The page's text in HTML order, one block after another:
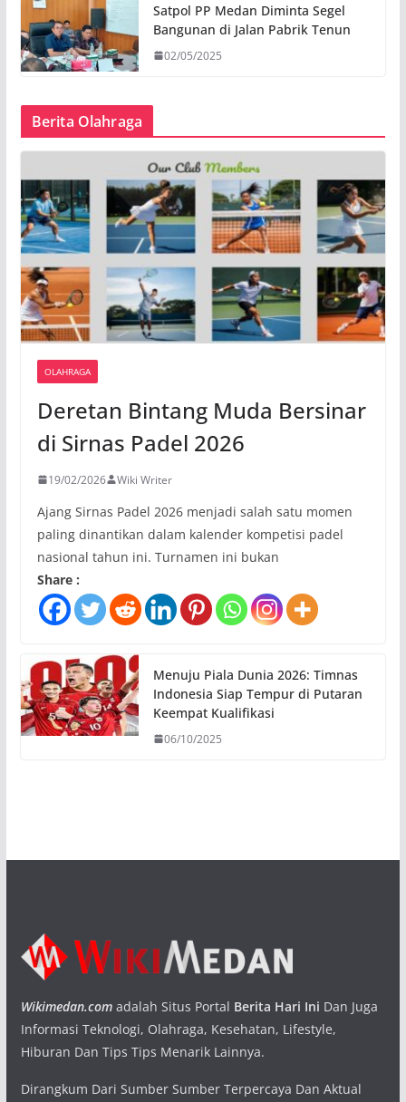
Satpol PP Medan Diminta Segel
Bangunan di Jalan Pabrik Tenun
02/05/2025
Berita Olahraga
OLAHRAGA
Deretan Bintang Muda Bersinar
di Sirnas Padel 2026
19/02/2026 Wiki Writer
Ajang Sirnas Padel 2026 menjadi salah satu momen
paling dinantikan dalam kalender kompetisi padel
nasional tahun ini. Turnamen ini bukan
Share :
Menuju Piala Dunia 2026: Timnas
Indonesia Siap Tempur di Putaran
Keempat Kualifikasi
06/10/2025
Wikimedan.comadalah Situs Portal Berita Hari Ini Dan Juga
Informasi Teknologi, Olahraga, Kesehatan, Lifestyle,
Hiburan Dan Tips Tips Menarik Lainnya.
Dirangkum Dari Sumber Sumber Terpercaya Dan Aktual